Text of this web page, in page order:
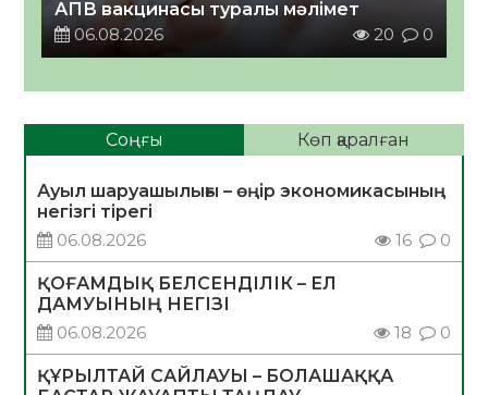
АПВ вакцинасы туралы мәлімет
06.08.2026
20 0
Соңғы Көп қаралған
Ауыл шаруашылығы – өңір экономикасының
негізгі тірегі
06.08.2026
16 0
ҚОҒАМДЫҚ БЕЛСЕНДІЛІК – ЕЛ
ДАМУЫНЫҢ НЕГІЗІ
06.08.2026
18 0
ҚҰРЫЛТАЙ САЙЛАУЫ – БОЛАШАҚҚА